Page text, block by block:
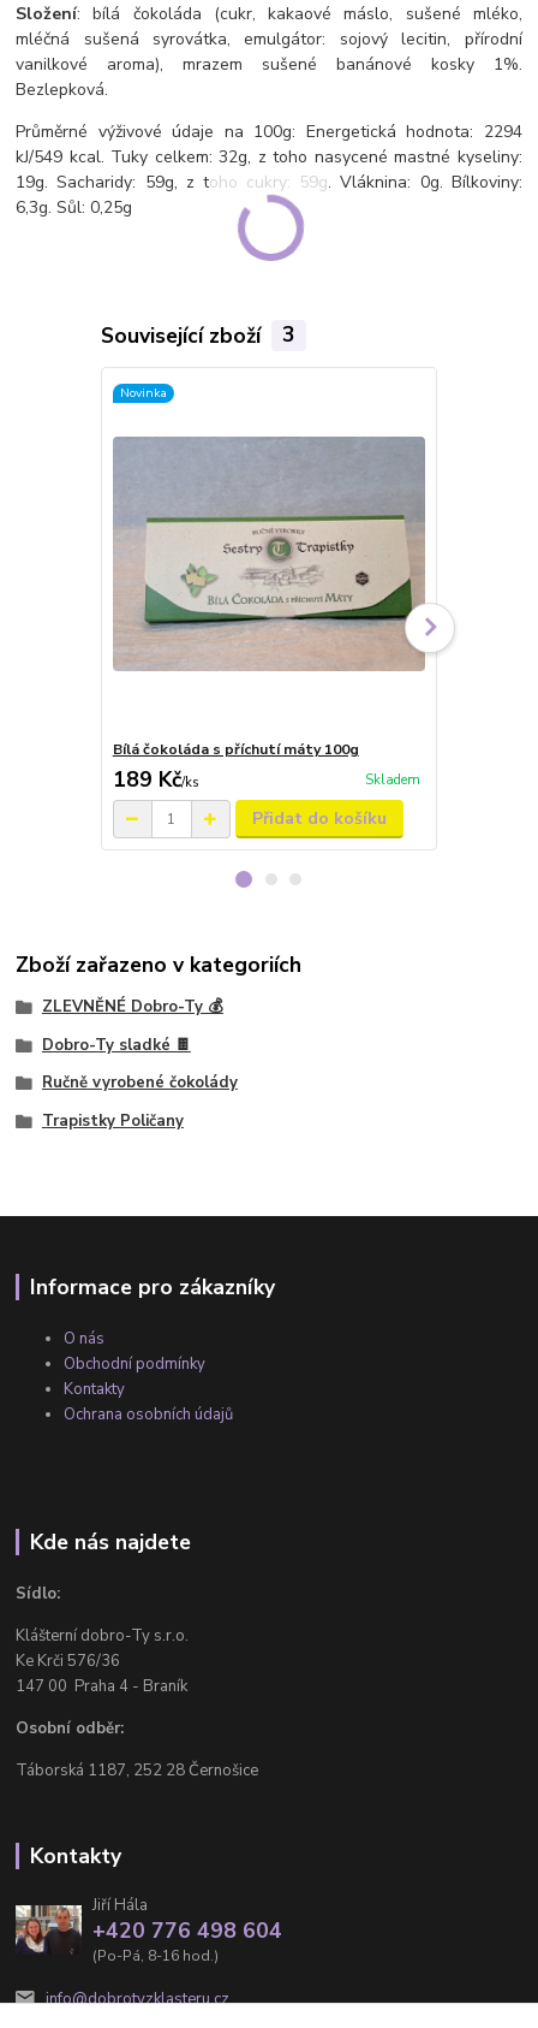
Složení: bílá čokoláda (cukr, kakaové máslo, sušené mléko,
mléčná sušená syrovátka, emulgátor: sojový lecitin, přírodní
vanilkové aroma), mrazem sušené banánové kosky 1%.
Bezlepková.
Průměrné výživové údaje na 100g: Energetická hodnota: 2294
kJ/549 kcal. Tuky celkem: 32g, z toho nasycené mastné kyseliny:
19g. Sacharidy: 59g, z toho cukry: 59g. Vláknina: 0g. Bílkoviny:
6,3g. Sůl: 0,25g
Související zboží 3
Novinka
Bílá čokoláda s příchutí máty 100g
189 Kč/ks Skladem
Přidat do košíku
Zboží zařazeno v kategoriích
ZLEVNĚNÉ Dobro-Ty 💰
Dobro-Ty sladké 🍫
Ručně vyrobené čokolády
Trapistky Poličany
Informace pro zákazníky
O nás
Obchodní podmínky
Kontakty
Ochrana osobních údajů
Kde nás najdete
Sídlo:
Klášterní dobro-Ty s.r.o.
Ke Krči 576/36
147 00 Praha 4 - Braník
Osobní odběr:
Táborská 1187, 252 28 Černošice
Kontakty
Jiří Hála
+420 776 498 604
(Po-Pá, 8-16 hod.)
info@dobrotyzklasteru.cz